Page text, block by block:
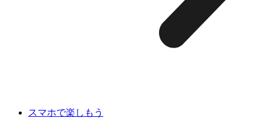
スマホで楽しもう